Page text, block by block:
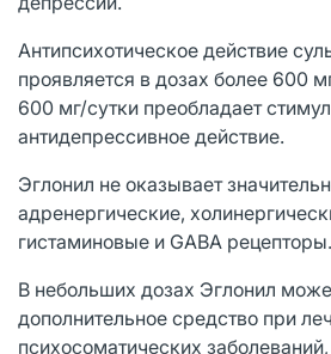
Антипсихотическое действие
проявляется в дозах более 600
600 мг/сутки преобладает
антидепрессивное действие.
Эглонил не оказывает
адренергические,
гистаминовые и GABA рецепторы.
В небольших дозах Эглонил
дополнительное средство при
психосоматических